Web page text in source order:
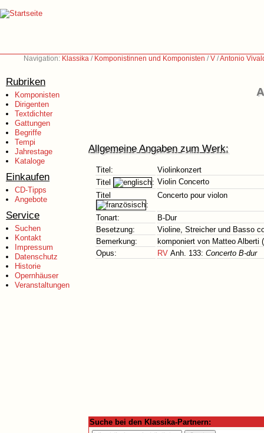
Navigation: Klassika / Komponistinnen und Komponisten /V /Antonio
Rubriken
Komponisten
Dirigenten
Textdichter
Gattungen
Begriffe
Tempi
Jahrestage
Kataloge
Einkaufen
CD-Tipps
Angebote
Service
Suchen
Kontakt
Impressum
Datenschutz
Historie
Opernhäuser
Veranstaltungen
Allgemeine Angaben zum Werk:
Titel:
Violinkonzert
Titel
: Violin Concerto
Titel
:
Concerto pour violon
Tonart:
B-Dur
Besetzung:
Violine, Streicher und Basso
Bemerkung:
komponiert von Matteo Alberti
Opus:
RV Anh. 133: Concerto B-dur
Suche bei den Klassika-Partnern: